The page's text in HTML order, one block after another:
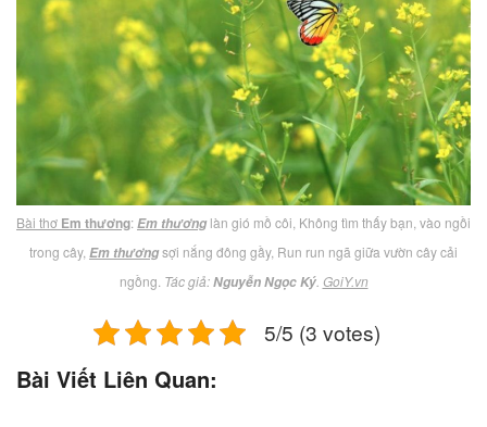
Bài thơ Em thương:Em thươnglàn gió mồ côi, Không tìm thấy bạn, vào ngồi
trong cây, Em thươngsợi nắng đông gầy, Run run ngã giữa vườn cây cải
ngồng. Tác giả:Nguyễn Ngọc Ký. GoiY.vn
5/5 (3 votes)
Bài Viết Liên Quan: